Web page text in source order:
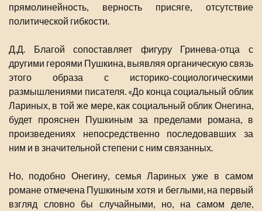
прямолинейность, верность присяге, отсутствие
политической гибкости.
Д.Д. Благой сопоставляет фигуру Гринева-отца с
другими героями Пушкина, выявляя органическую связь
этого образа с историко-социологическими
размышлениями писателя. «До конца социальный облик
Лариных, в той же мере, как социальный облик Онегина,
будет прояснен Пушкиным за пределами романа, в
произведениях непосредственно последовавших за
ним и в значительной степени с ним связанных.
Но, подобно Онегину, семья Лариных уже в самом
романе отмечена Пушкиным хотя и беглыми, на первый
взгляд словно бы случайными, но, на самом деле,